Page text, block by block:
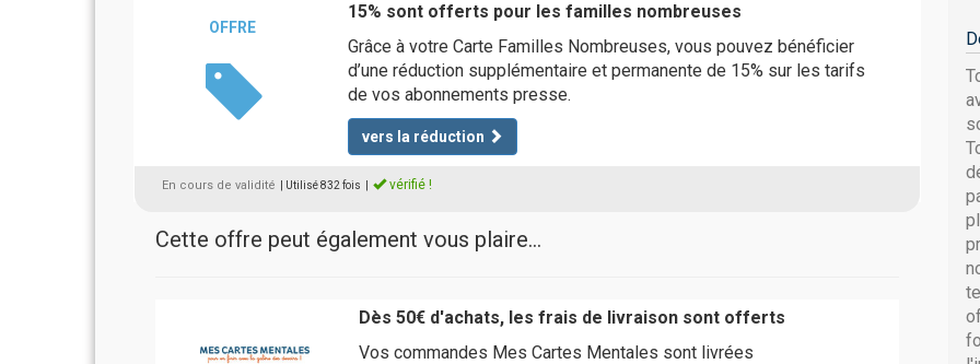
OFFRE
15% sont offerts pour les familles nombreuses
Grâce à votre Carte Familles Nombreuses, vous pouvez bénéficier
d’une réduction supplémentaire et permanente de 15% sur les tarifs
de vos abonnements presse.
vers la réduction
En cours de validité | Utilisé 832 fois vérifié !
Cette offre peut également vous plaire...
Dès 50€ d'achats, les frais de livraison sont offerts
Vos commandes Mes Cartes Mentales sont livrées